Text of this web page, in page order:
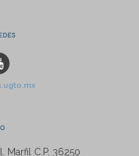
Marfil C.P. 36250